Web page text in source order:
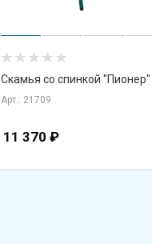
Скамья со спинкой "Пионер"
Арт.: 21709
11 370 ₽